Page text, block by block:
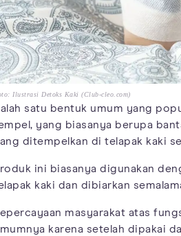
Ilustrasi Detoks Kaki (Club-cleo.com)
satu bentuk umum yang
yang biasanya berupa
ditempelkan di telapak kaki
ini biasanya digunakan
kaki dan dibiarkan
masyarakat atas
karena setelah dipakai